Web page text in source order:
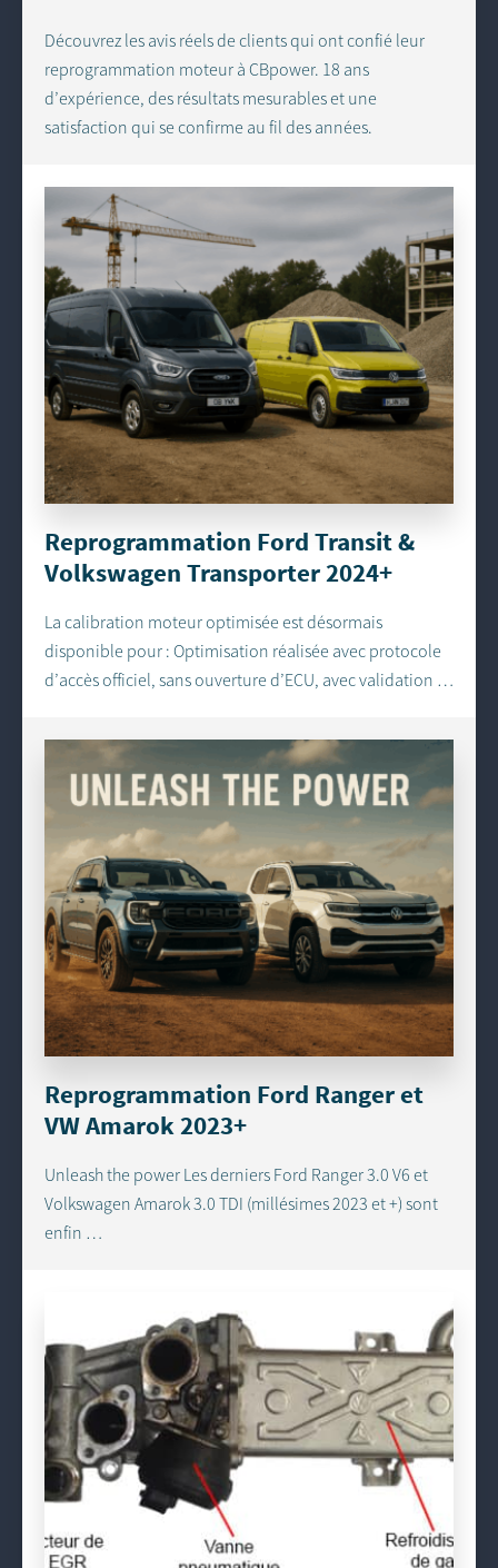
Découvrez les avis réels de clients qui ont confié leur
reprogrammation moteur à CBpower. 18 ans
d’expérience, des résultats mesurables et une
satisfaction qui se confirme au fil des années.
Reprogrammation Ford Transit &
Volkswagen Transporter 2024+
La calibration moteur optimisée est désormais
disponible pour : Optimisation réalisée avec protocole
d’accès officiel, sans ouverture d’ECU, avec validation …
Reprogrammation Ford Ranger et
VW Amarok 2023+
Unleash the power Les derniers Ford Ranger 3.0 V6 et
Volkswagen Amarok 3.0 TDI (millésimes 2023 et +) sont
enfin …